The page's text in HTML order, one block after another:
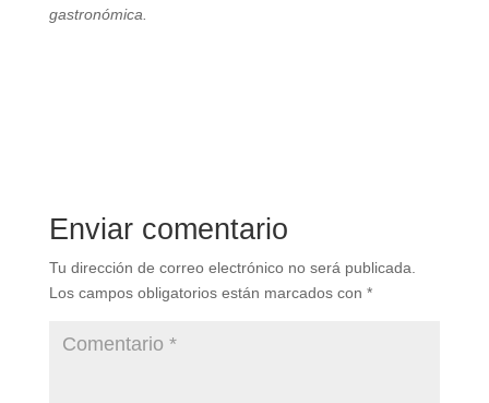
gastronómica.
Enviar comentario
Tu dirección de correo electrónico no será publicada.
Los campos obligatorios están marcados con *